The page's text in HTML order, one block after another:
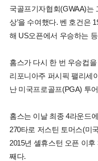
국골프기자협회(GWAA)는
상’을 수여했다. 벤 호건은
해 US오픈에서 우승하는 등
홈스가 다시 한 번 우승컵
리포니아주 퍼시픽 팰리세
난 미국프로골프(PGA) 투
홈스는 이날 최종 4라운드
270타로 저스틴 토머스(미
2015년 셸휴스턴 오픈 이
째다.